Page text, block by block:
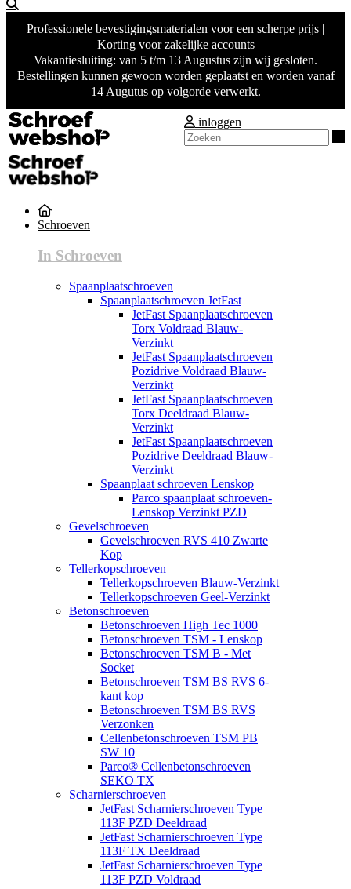
Professionele bevestigingsmaterialen voor een scherpe prijs |
Korting voor zakelijke accounts
Vakantiesluiting: van 5 t/m 13 Augustus zijn wij gesloten.
Bestellingen kunnen gewoon worden geplaatst en worden vanaf
14 Augutus op volgorde verwerkt.
inloggen
Schroeven
In Schroeven
Spaanplaatschroeven
Spaanplaatschroeven JetFast
JetFast Spaanplaatschroeven
Torx Voldraad Blauw-
Verzinkt
JetFast Spaanplaatschroeven
Pozidrive Voldraad Blauw-
Verzinkt
JetFast Spaanplaatschroeven
Torx Deeldraad Blauw-
Verzinkt
JetFast Spaanplaatschroeven
Pozidrive Deeldraad Blauw-
Verzinkt
Spaanplaat schroeven Lenskop
Parco spaanplaat schroeven-
Lenskop Verzinkt PZD
Gevelschroeven
Gevelschroeven RVS 410 Zwarte
Kop
Tellerkopschroeven
Tellerkopschroeven Blauw-Verzinkt
Tellerkopschroeven Geel-Verzinkt
Betonschroeven
Betonschroeven High Tec 1000
Betonschroeven TSM - Lenskop
Betonschroeven TSM B - Met
Socket
Betonschroeven TSM BS RVS 6-
kant kop
Betonschroeven TSM BS RVS
Verzonken
Cellenbetonschroeven TSM PB
SW 10
Parco® Cellenbetonschroeven
SEKO TX
Scharnierschroeven
JetFast Scharnierschroeven Type
113F PZD Deeldraad
JetFast Scharnierschroeven Type
113F TX Deeldraad
JetFast Scharnierschroeven Type
113F PZD Voldraad